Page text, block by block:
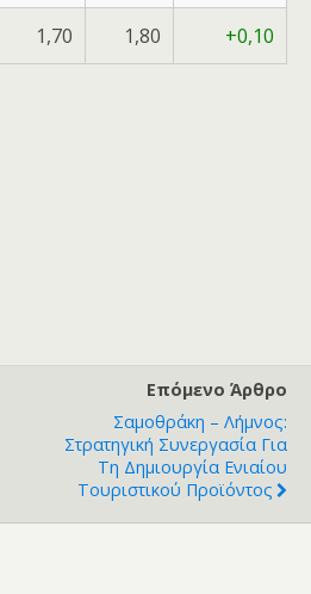
1,70 1,80 +0,10
Επόμενο Άρθρο
Σαμοθράκη – Λήμνος:
Στρατηγική Συνεργασία Για
Τη Δημιουργία Ενιαίου
Τουριστικού Προϊόντος